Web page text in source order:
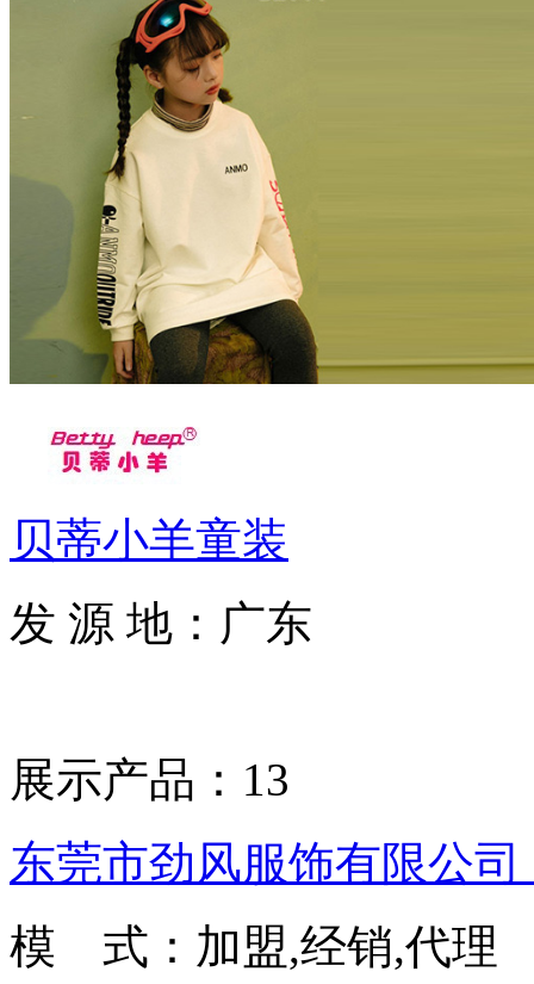
贝蒂小羊童装
发 源 地：广东
展示产品：13
东莞市劲风服饰有限公
模 式：加盟,经销,代理